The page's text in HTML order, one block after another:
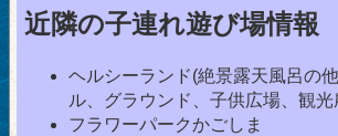
近隣の子連れ遊び場情報
ヘルシーランド(絶景露天風呂の
ル、グラウンド、子供広場、観
フラワーパークかごしま